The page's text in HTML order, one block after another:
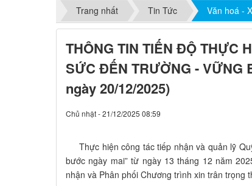
Trang nhất
Tin Tức Văn hoá -
THÔNG TIN TIẾN ĐỘ THỰC
SỨC ĐẾN TRƯỜNG - VỮNG
ngày 20/12/2025)
Chủ nhật - 21/12/2025 08:59
Thực hiện công tác tiếp nhận và quản lỹ
bước ngày mai” từ ngày 13 tháng 12 năm
nhận và Phân phối Chương trình xin trân trọng